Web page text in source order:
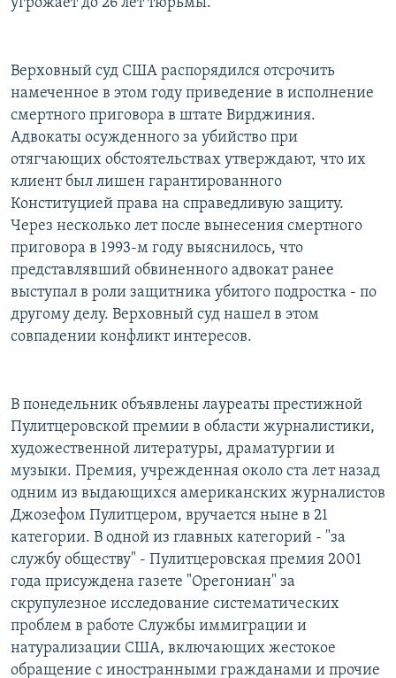
Верховный суд США распорядился отсрочить
намеченное в этом году приведение в исполнение
смертного приговора в штате Вирджиния.
Адвокаты осужденного за убийство при
отягчающих обстоятельствах утверждают, что их
клиент был лишен гарантированного
Конституцией права на справедливую защиту.
Через несколько лет после вынесения смертного
приговора в 1993-м году выяснилось, что
представлявший обвиненного адвокат ранее
выступал в роли защитника убитого подростка - по
другому делу. Верховный суд нашел в этом
совпадении конфликт интересов.
В понедельник объявлены лауреаты престижной
Пулитцеровской премии в области журналистики,
художественной литературы, драматургии и
музыки. Премия, учрежденная около ста лет назад
одним из выдающихся американских журналистов
Джозефом Пулитцером, вручается ныне в 21
категории. В одной из главных категорий - "за
службу обществу" - Пулитцеровская премия 2001
года присуждена газете "Орегониан" за
скрупулезное исследование систематических
проблем в работе Службы иммиграции и
натурализации США, включающих жестокое
обращение с иностранными гражданами и прочие